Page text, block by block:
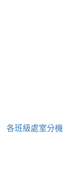
各班級處室分機